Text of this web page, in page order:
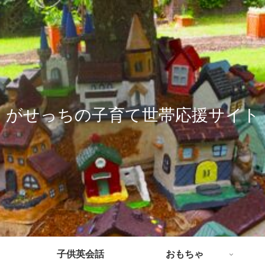
がせっちの子育て世帯応援サイト
子供英会話 おもちゃ